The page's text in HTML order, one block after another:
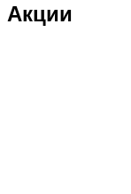
Акции